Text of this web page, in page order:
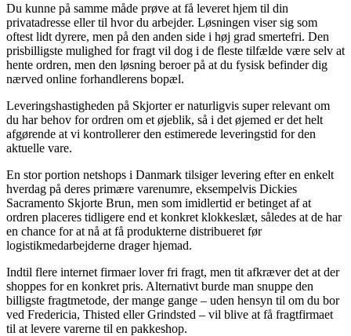
Du kunne på samme måde prøve at få leveret hjem til din
privatadresse eller til hvor du arbejder. Løsningen viser sig som
oftest lidt dyrere, men på den anden side i høj grad smertefri. Den
prisbilligste mulighed for fragt vil dog i de fleste tilfælde være selv at
hente ordren, men den løsning beroer på at du fysisk befinder dig
nærved online forhandlerens bopæl.
Leveringshastigheden på Skjorter er naturligvis super relevant om
du har behov for ordren om et øjeblik, så i det øjemed er det helt
afgørende at vi kontrollerer den estimerede leveringstid for den
aktuelle vare.
En stor portion netshops i Danmark tilsiger levering efter en enkelt
hverdag på deres primære varenumre, eksempelvis Dickies
Sacramento Skjorte Brun, men som imidlertid er betinget af at
ordren placeres tidligere end et konkret klokkeslæt, således at de har
en chance for at nå at få produkterne distribueret før
logistikmedarbejderne drager hjemad.
Indtil flere internet firmaer lover fri fragt, men tit afkræver det at der
shoppes for en konkret pris. Alternativt burde man snuppe den
billigste fragtmetode, der mange gange – uden hensyn til om du bor
ved Fredericia, Thisted eller Grindsted – vil blive at få fragtfirmaet
til at levere varerne til en pakkeshop.